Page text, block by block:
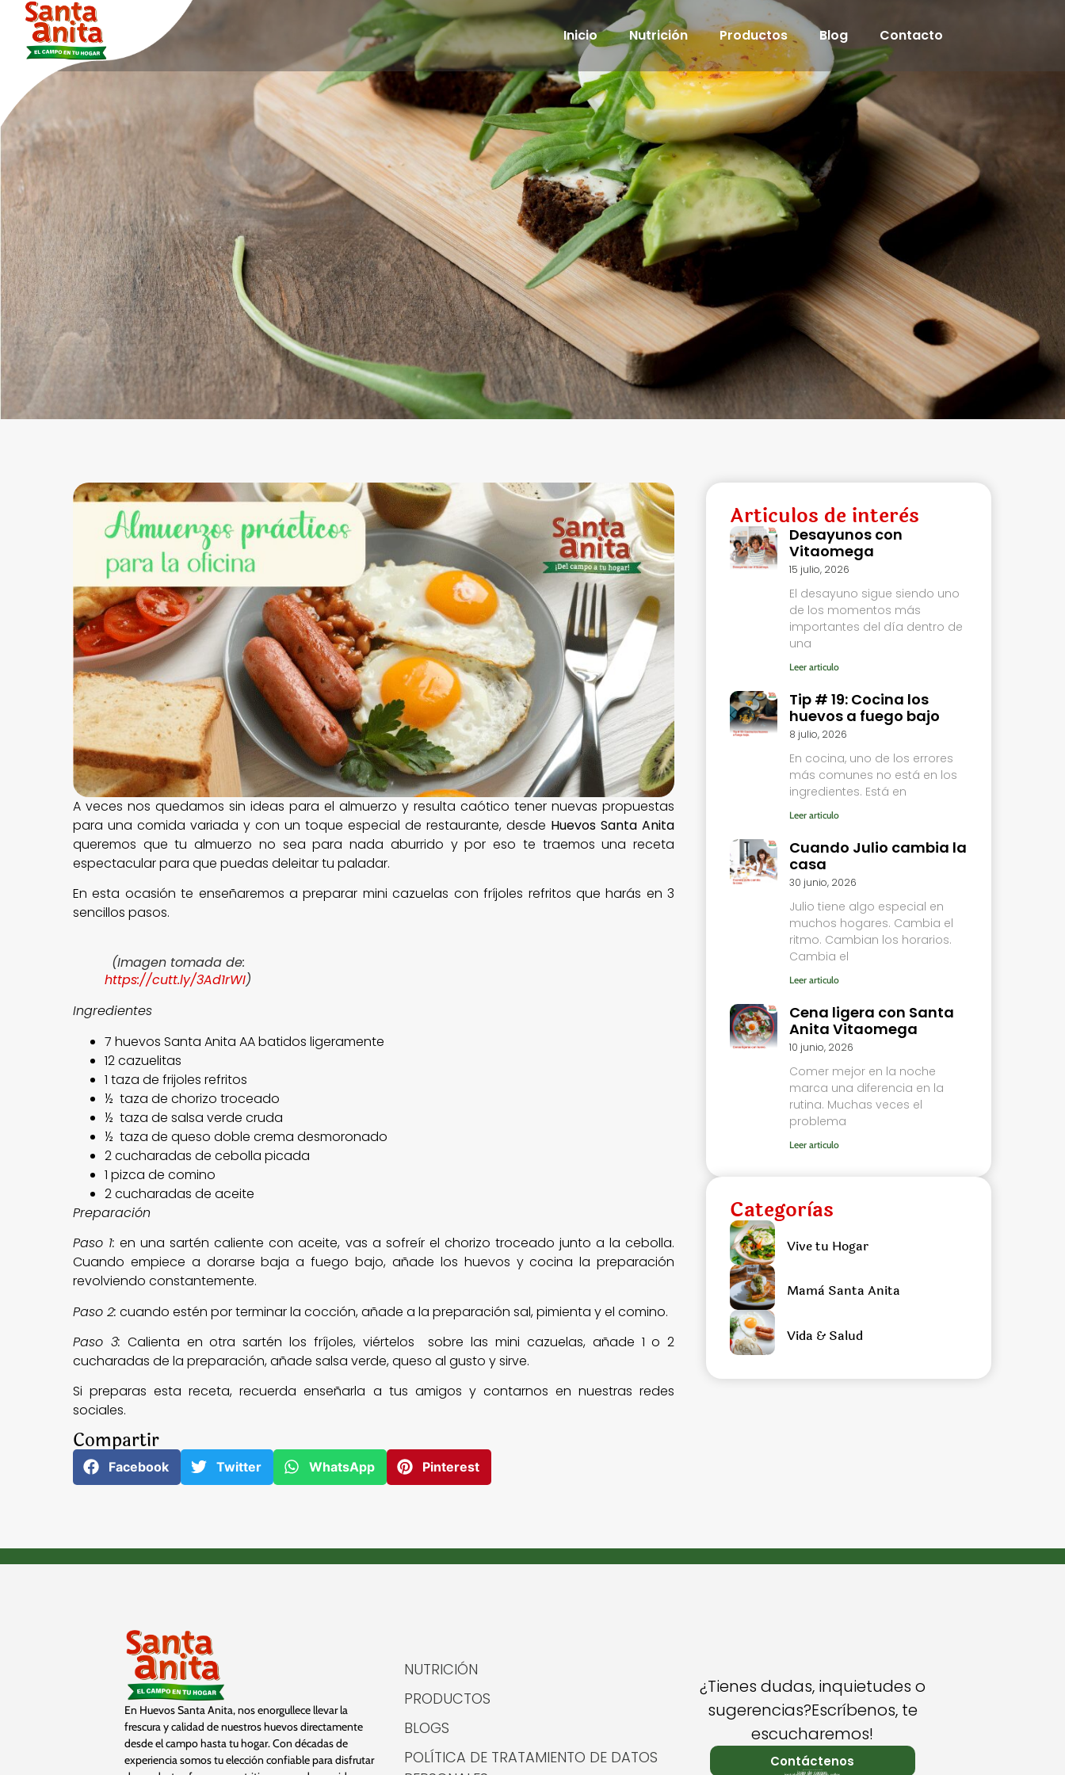
Inicio Nutrición Productos Blog Contacto
A veces nos quedamos sin ideas para el almuerzo y resulta caótico tener nuevas propuestas
para una comida variada y con un toque especial de restaurante, desde Huevos Santa Anita
queremos que tu almuerzo no sea para nada aburrido y por eso te traemos una receta
espectacular para que puedas deleitar tu paladar.
En esta ocasión te enseñaremos a preparar mini cazuelas con fríjoles refritos que harás en 3
sencillos pasos.
(Imagen tomada de:
https://cutt.ly/3Ad1rWI)
Ingredientes
7 huevos Santa Anita AA batidos ligeramente
12 cazuelitas
1 taza de frijoles refritos
½ taza de chorizo troceado
½ taza de salsa verde cruda
½ taza de queso doble crema desmoronado
2 cucharadas de cebolla picada
1 pizca de comino
2 cucharadas de aceite
Preparación
Paso 1: en una sartén caliente con aceite, vas a sofreír el chorizo troceado junto a la cebolla.
Cuando empiece a dorarse baja a fuego bajo, añade los huevos y cocina la preparación
revolviendo constantemente.
Paso 2: cuando estén por terminar la cocción, añade a la preparación sal, pimienta y el comino.
Paso 3: Calienta en otra sartén los fríjoles, viértelos sobre las mini cazuelas, añade 1 o 2
cucharadas de la preparación, añade salsa verde, queso al gusto y sirve.
Si preparas esta receta, recuerda enseñarla a tus amigos y contarnos en nuestras redes
sociales.
Compartir
Facebook Twitter WhatsApp Pinterest
Articulos de interès
Desayunos con
Vitaomega
15 julio, 2026
El desayuno sigue siendo uno
de los momentos más
importantes del día dentro de
una
Leer articulo
Tip # 19: Cocina los
huevos a fuego bajo
8 julio, 2026
En cocina, uno de los errores
más comunes no está en los
ingredientes. Está en
Leer articulo
Cuando Julio cambia la
casa
30 junio, 2026
Julio tiene algo especial en
muchos hogares. Cambia el
ritmo. Cambian los horarios.
Cambia el
Leer articulo
Cena ligera con Santa
Anita Vitaomega
10 junio, 2026
Comer mejor en la noche
marca una diferencia en la
rutina. Muchas veces el
problema
Leer articulo
Categorìas
Vive tu Hogar
Mamà Santa Anita
Vida & Salud
En Huevos Santa Anita, nos enorgullece llevar la
frescura y calidad de nuestros huevos directamente
desde el campo hasta tu hogar. Con décadas de
experiencia somos tu elección confiable para disfrutar
NUTRICIÓN
PRODUCTOS
BLOGS
POLÍTICA DE TRATAMIENTO DE DATOS
¿Tienes dudas, inquietudes o
sugerencias?Escríbenos, te
escucharemos!
Contáctenos
izaje de cargas